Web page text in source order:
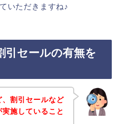
いただきますね♪
引セールの有無を
割引セールなど
施していること